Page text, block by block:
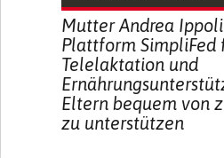
Mutter Andrea
Plattform SimpliFed
Telelaktation und
Eltern bequem von
zu unterstützen